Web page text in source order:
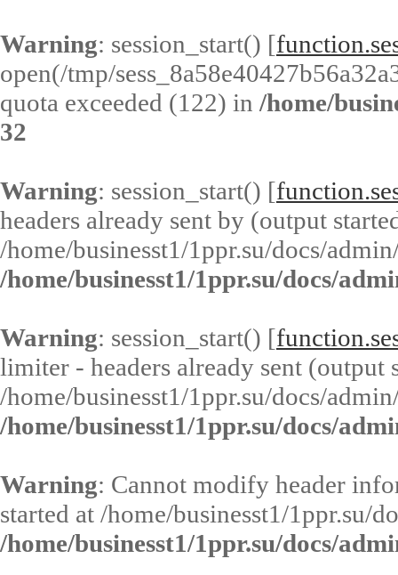
Warning: session_start() [
open(/tmp/
quota exceeded (122) in /home/
32
Warning: session_start() [
headers already sent by (output
/home/businesst1/1ppr.su/docs/
/home/businesst1/1ppr.su/docs/
Warning: session_start() [
limiter - headers already sent (output
/home/businesst1/1ppr.su/docs/
/home/businesst1/1ppr.su/docs/
Warning: Cannot modify header
started at /home/businesst1/1ppr.su/
/home/businesst1/1ppr.su/docs/